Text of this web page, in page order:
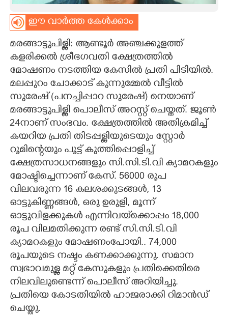
ASTRO
CARTOONS
LITERATURE
ZOOM
CONTACT US
ഈ വാർത്ത കേൾക്കാം
മരങ്ങാട്ടുപിള്ളി: ആണ്ടൂർ അഞ്ചക്കുളത്ത്
കളരിക്കൽ ശ്രീഭഗവതി ക്ഷേത്രത്തിൽ
മോഷണം നടത്തിയ കേസിൽ പ്രതി പിടിയിൽ.
മലപ്പുറം ചോക്കാട് കുന്നുമ്മേൽ വീട്ടിൽ
സുരേഷ് (പനച്ചിപ്പാറ സുരേഷ്) നെയാണ്
മരങ്ങാട്ടുപിള്ളി പൊലീസ് അറസ്റ്റ് ചെയ്തത്. ജൂൺ
24നാണ് സംഭവം. ക്ഷേത്രത്തിൽ അതിക്രമിച്ച്
കയറിയ പ്രതി തിടപ്പള്ളിയുടെയും സ്റ്റോർ
റൂമിന്റെയും പൂട്ട് കുത്തിപ്പൊളിച്ച്
ക്ഷേത്രസാധനങ്ങളും സി.സി.ടി.വി ക്യാമറകളും
മോഷ്ടിച്ചെന്നാണ് കേസ്. 56000 രൂപ
വിലവരുന്ന 16 കലശക്കുടങ്ങൾ, 13
ഓട്ടുകിണ്ണങ്ങൾ, ഒരു ഉരുളി, മൂന്ന്
ഓട്ടുവിളക്കുകൾ എന്നിവയ്‌ക്കൊപ്പം 18,000
രൂപ വിലമതിക്കുന്ന രണ്ട് സി.സി.ടി.വി
ക്യാമറകളും മോഷണംപോയി.. 74,000
രൂപയുടെ നഷ്ടം കണക്കാക്കുന്നു. സമാന
സ്വഭാവമുള്ള മറ്റ് കേസുകളും പ്രതിക്കെതിരെ
നിലവിലുണ്ടെന്ന് പൊലീസ് അറിയിച്ചു.
പ്രതിയെ കോടതിയിൽ ഹാജരാക്കി റിമാൻഡ്
ചെയ്തു.